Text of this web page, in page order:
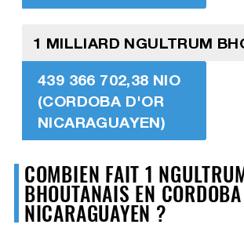
1 MILLIARD NGULTRUM
439 366 702,38 NIO
(CORDOBA D'OR
NICARAGUAYEN)
COMBIEN FAIT 1
BHOUTANAIS EN
NICARAGUAYEN ?